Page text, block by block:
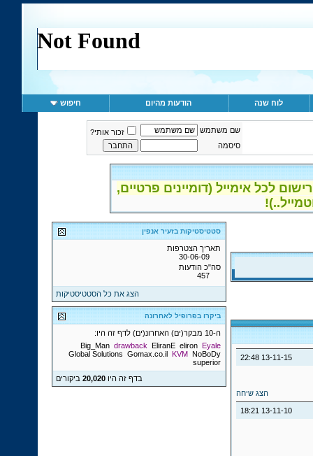
לוח שנה הודעות מהיום חיפוש
שם משתמש
זכור אותי?
סיסמה
לכל אימייל (דומיינים פרטיים,
13-11-15
22:48
הצג שיחה
13-11-10
18:21
סטטיסטיקות בזעיר אנפין
תאריך הצטרפות
30-06-09
סה"כ הודעות
457
הצג את כל הסטטיסטיקות
ביקרו בפרופיל לאחרונה
ה-10 מבקר(ים) האחרונ(ים) לדף זה היו:
Big_Man drawback EliranE eliron Eyale
Global Solutions Gomax.co.il KVM NoBoDy
superior
בדף זה היו20,020 ביקורים